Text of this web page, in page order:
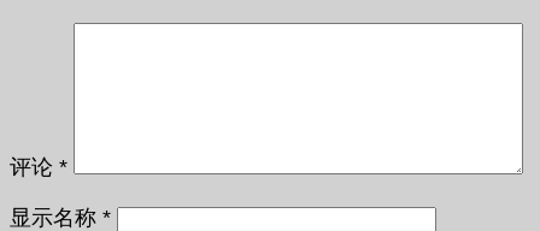
评论 *
显示名称 *